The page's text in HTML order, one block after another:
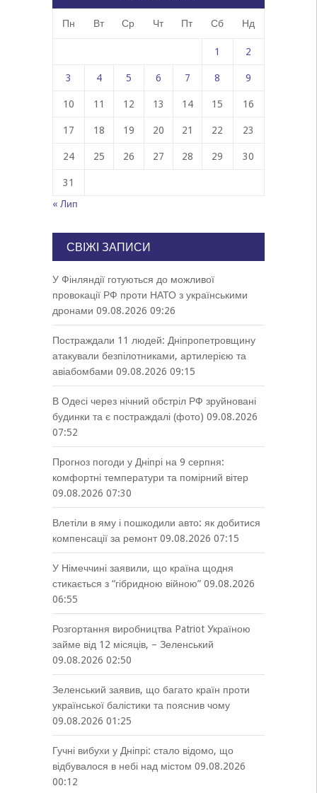
Пн Вт Ср Чт Пт Сб Нд
1 2
3 4 5 6 7 8 9
10 11 12 13 14 15 16
17 18 19 20 21 22 23
24 25 26 27 28 29 30
31
« Лип
СВІЖІ ЗАПИСИ
У Фінляндії готуються до можливої
провокації РФ проти НАТО з українськими
дронами 09.08.2026 09:26
Постраждали 11 людей: Дніпропетровщину
атакували безпілотниками, артилерією та
авіабомбами 09.08.2026 09:15
В Одесі через нічний обстріл РФ зруйновані
будинки та є постраждалі (фото) 09.08.2026
07:52
Прогноз погоди у Дніпрі на 9 серпня:
комфортні температури та помірний вітер
09.08.2026 07:30
Влетіли в яму і пошкодили авто: як добитися
компенсації за ремонт 09.08.2026 07:15
У Німеччині заявили, що країна щодня
стикається з “гібридною війною” 09.08.2026
06:55
Розгортання виробництва Patriot Україною
займе від 12 місяців, – Зеленський
09.08.2026 02:50
Зеленський заявив, що багато країн проти
української балістики та пояснив чому
09.08.2026 01:25
Гучні вибухи у Дніпрі: стало відомо, що
відбувалося в небі над містом 09.08.2026
00:12